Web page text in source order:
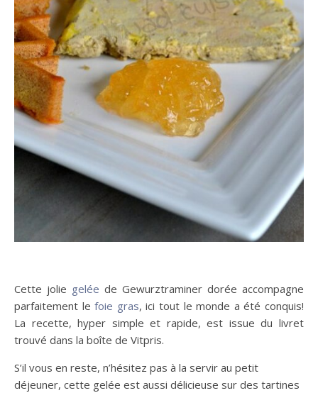
Cette jolie gelée de Gewurztraminer dorée accompagne
parfaitement lefoie gras, ici tout le monde a été conquis!
La recette, hyper simple et rapide, est issue du livret
trouvé dans la boîte de Vitpris.
S’il vous en reste, n’hésitez pas à la servir au petit
déjeuner, cette gelée est aussi délicieuse sur des tartines